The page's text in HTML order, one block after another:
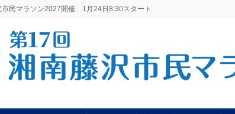
市民マラソン2027開催 1月24日8:30スタート